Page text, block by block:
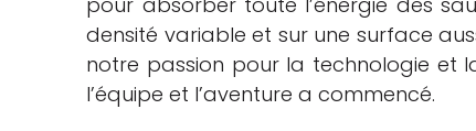
densité variable et sur une surface
notre passion pour la technologie et
l’équipe et l’aventure a commencé.